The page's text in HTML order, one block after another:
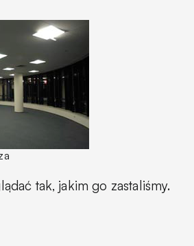
tak, jakim go zastaliśmy.